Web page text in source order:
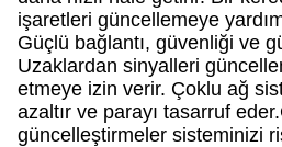
işaretleri güncellemeye
Güçlü bağlantı, güvenliği ve
Uzaklardan sinyalleri
etmeye izin verir. Çoklu ağ
azaltır ve parayı tasarruf
güncelleştirmeler sisteminizi